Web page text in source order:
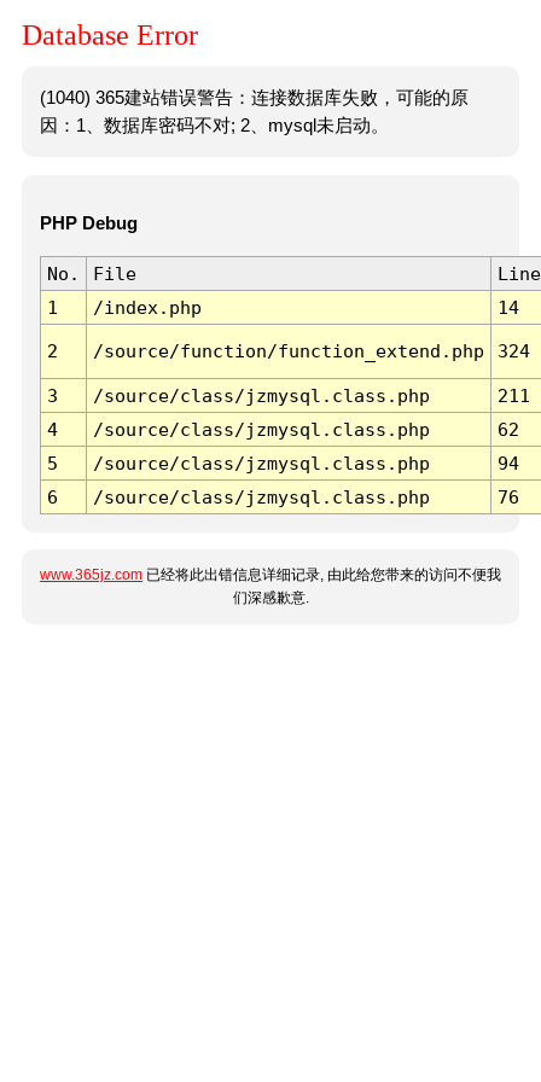
Database Error
(1040) 365建站错误警告：连接数据库失败，可能的原
因：1、数据库密码不对; 2、mysql未启动。
PHP Debug
No. File
Line
1
/index.php 14
2 /source/function/function_extend.php 324
3 /source/class/jzmysql.class.php
211
4
/source/class/jzmysql.class.php
62
5
/source/class/jzmysql.class.php
94
6
/source/class/jzmysql.class.php 76
www.365jz.com 已经将此出错信息详细记录, 由此给您带来的访问不便我
们深感歉意.